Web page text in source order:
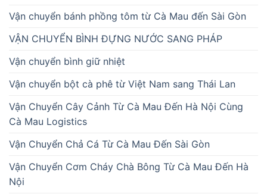
Vận chuyển bánh phồng tôm từ Cà Mau đến Sài Gòn
VẬN CHUYỂN BÌNH ĐỰNG NƯỚC SANG PHÁP
Vận chuyển bình giữ nhiệt
Vận chuyển bột cà phê từ Việt Nam sang Thái Lan
Vận Chuyển Cây Cảnh Từ Cà Mau Đến Hà Nội Cùng
Cà Mau Logistics
Vận Chuyển Chả Cá Từ Cà Mau Đến Sài Gòn
Vận Chuyển Cơm Cháy Chà Bông Từ Cà Mau Đến Hà
Nội